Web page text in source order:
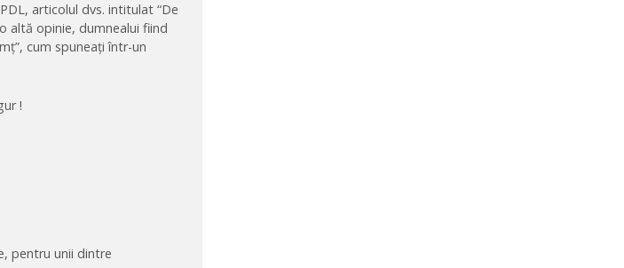
articolul dvs. intitulat “De
altă opinie, dumnealui fiind
cum spuneați într-un
!
pentru unii dintre